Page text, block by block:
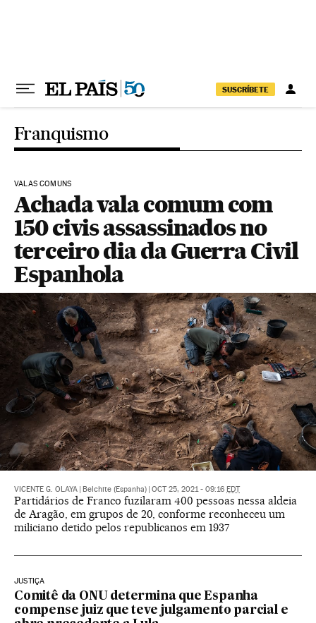
SUSCRÍBETE
Franquismo
VALAS COMUNS
Achada vala comum com
150 civis assassinados no
terceiro dia da Guerra Civil
Espanhola
VICENTE G. OLAYA Belchite (Espanha) OCT 25, 2021 - 09:16 EDT
Partidários de Franco fuzilaram 400 pessoas nessa aldeia
de Aragão, em grupos de 20, conforme reconheceu um
miliciano detido pelos republicanos em 1937
JUSTIÇA
Comitê da ONU determina que Espanha
compense juiz que teve julgamento parcial e